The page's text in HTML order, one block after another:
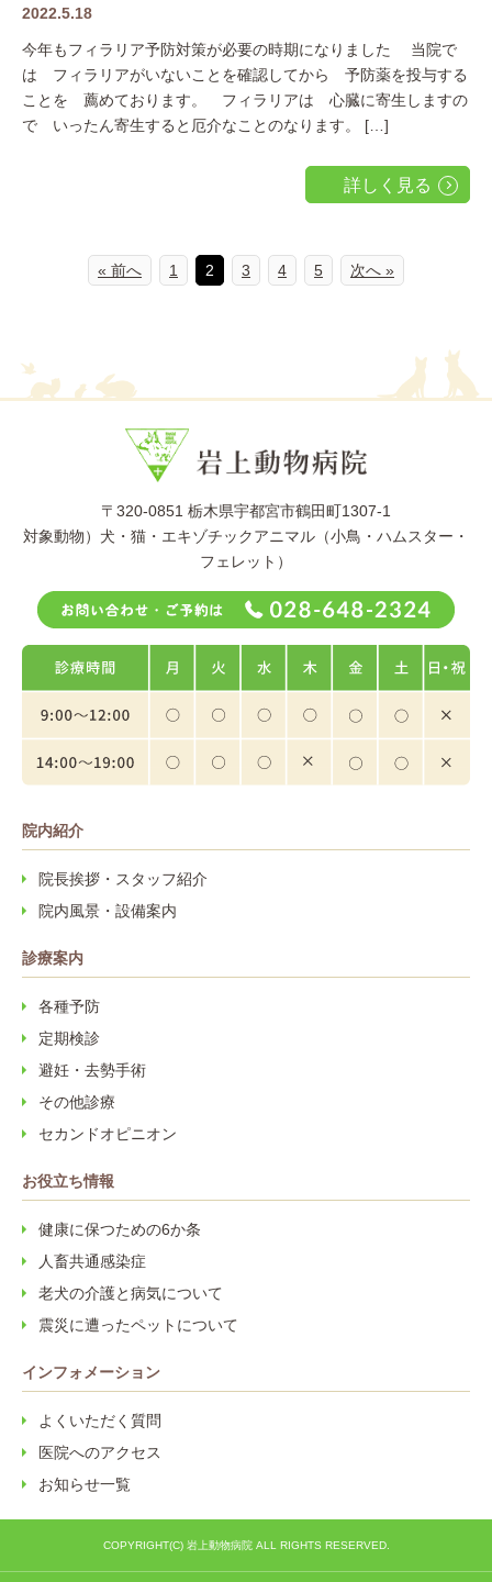
2022.5.18
今年もフィラリア予防対策が必要の時期になりました 当院で
は フィラリアがいないことを確認してから 予防薬を投与する
ことを 薦めております。 フィラリアは 心臓に寄生しますの
で いったん寄生すると厄介なことのなります。 […]
詳しく見る
« 前へ 1 2 3 4 5 次へ »
〒320-0851 栃木県宇都宮市鶴田町1307-1
対象動物）犬・猫・エキゾチックアニマル（小鳥・ハムスター・
フェレット）
院内紹介
院長挨拶・スタッフ紹介
院内風景・設備案内
診療案内
各種予防
定期検診
避妊・去勢手術
その他診療
セカンドオピニオン
お役立ち情報
健康に保つための6か条
人畜共通感染症
老犬の介護と病気について
震災に遭ったペットについて
インフォメーション
よくいただく質問
医院へのアクセス
お知らせ一覧
COPYRIGHT(C) 岩上動物病院 ALL RIGHTS RESERVED.